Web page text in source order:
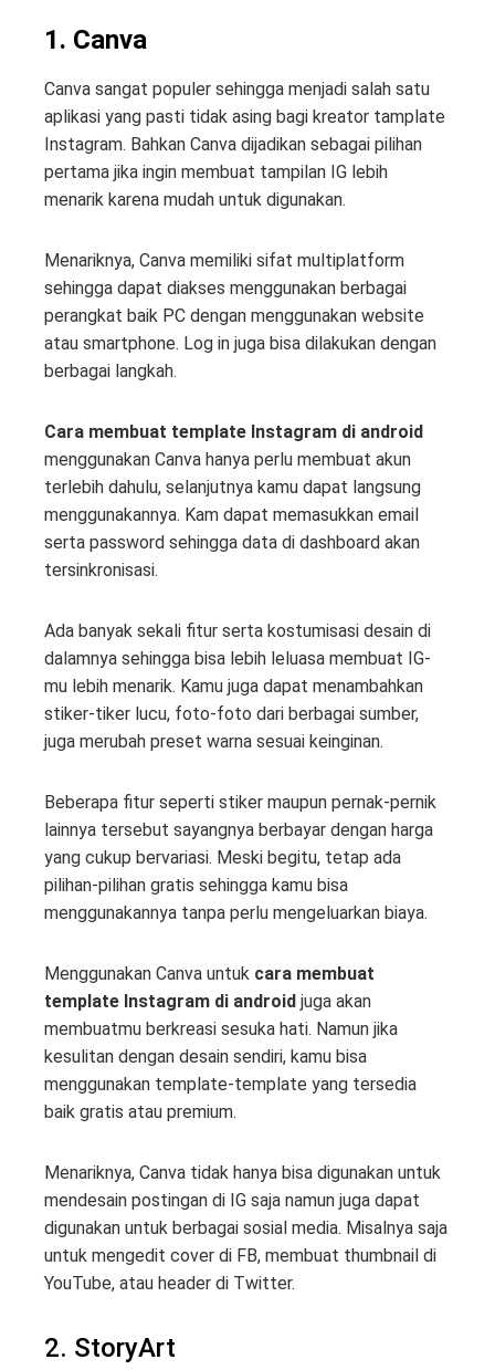
1. Canva
Canva sangat populer sehingga menjadi salah satu
aplikasi yang pasti tidak asing bagi kreator tamplate
Instagram. Bahkan Canva dijadikan sebagai pilihan
pertama jika ingin membuat tampilan IG lebih
menarik karena mudah untuk digunakan.
Menariknya, Canva memiliki sifat multiplatform
sehingga dapat diakses menggunakan berbagai
perangkat baik PC dengan menggunakan website
atau smartphone. Log in juga bisa dilakukan dengan
berbagai langkah.
Cara membuat template Instagram di android
menggunakan Canva hanya perlu membuat akun
terlebih dahulu, selanjutnya kamu dapat langsung
menggunakannya. Kam dapat memasukkan email
serta password sehingga data di dashboard akan
tersinkronisasi.
Ada banyak sekali fitur serta kostumisasi desain di
dalamnya sehingga bisa lebih leluasa membuat IG-
mu lebih menarik. Kamu juga dapat menambahkan
stiker-tiker lucu, foto-foto dari berbagai sumber,
juga merubah preset warna sesuai keinginan.
Beberapa fitur seperti stiker maupun pernak-pernik
lainnya tersebut sayangnya berbayar dengan harga
yang cukup bervariasi. Meski begitu, tetap ada
pilihan-pilihan gratis sehingga kamu bisa
menggunakannya tanpa perlu mengeluarkan biaya.
Menggunakan Canva untuk cara membuat
template Instagram di android juga akan
membuatmu berkreasi sesuka hati. Namun jika
kesulitan dengan desain sendiri, kamu bisa
menggunakan template-template yang tersedia
baik gratis atau premium.
Menariknya, Canva tidak hanya bisa digunakan untuk
mendesain postingan di IG saja namun juga dapat
digunakan untuk berbagai sosial media. Misalnya saja
untuk mengedit cover di FB, membuat thumbnail di
YouTube, atau header di Twitter.
2. StoryArt